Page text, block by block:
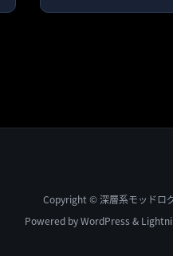
Copyright © 深層系モッドロ
Powered byWordPress &